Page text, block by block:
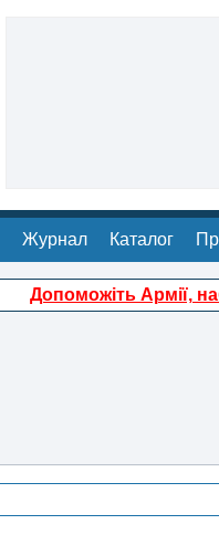
Журнал Каталог
Допоможіть Армії,